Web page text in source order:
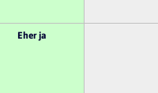
Eher ja